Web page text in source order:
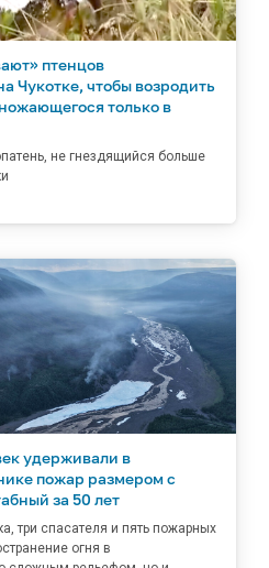
птенцов
Чукотке, чтобы возродить
только в
не гнездящийся больше
удерживали в
пожар размером с
за 50 лет
три спасателя и пять пожарных
огня в